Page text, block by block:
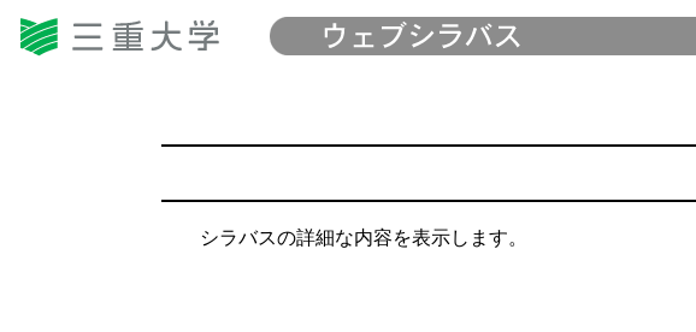
シラバスの詳細な内容を表示します。